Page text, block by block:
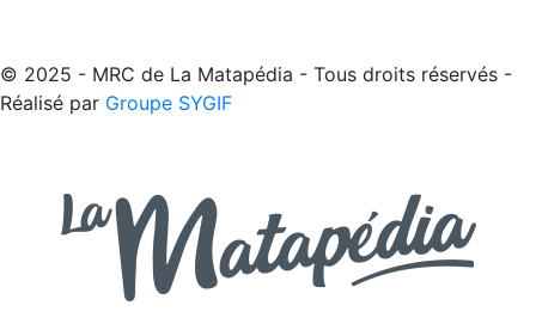
© 2025 - MRC de La Matapédia - Tous droits réservés -
Réalisé par Groupe SYGIF